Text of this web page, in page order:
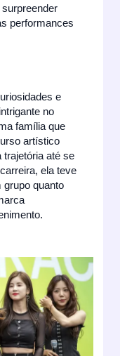
performances
e
no
família que
artístico
trajetória até se
ela teve
grupo quanto